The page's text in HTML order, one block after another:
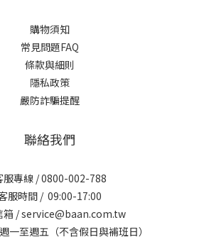
購物須知
常見問題FAQ
條款與細則
隱私政策
嚴防詐騙提醒
聯絡我們
服專線 / 0800-002-788
服時間 / 09:00-17:00
箱 / service@baan.com.tw
一至週五（不含假日與補班日）